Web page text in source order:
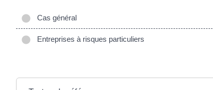
Cas général
Entreprises à risques particuliers